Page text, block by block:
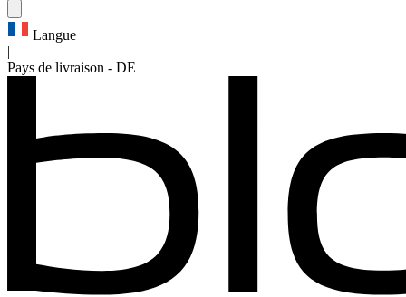
Langue
Pays de livraison - DE